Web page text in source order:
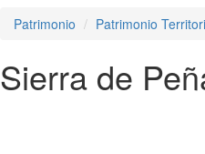
Patrimonio Patrimonio
Sierra de